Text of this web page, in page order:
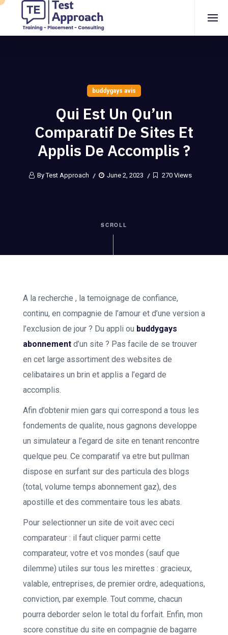
buddygays avis
Qui Est Un Qu’un
Comparatif De Sites Et
Applis De Accomplis ?
By Test Approach June 2, 2023 270 Views
SCROLL
A la recherche , la temoignage de confiance,
continu, en compagnie de l’amour et d’une version a
l’exclusion de jour ? Du appli ou buddygays
abonnement d’un site ? Pas facile de se trouver
en cet large assortiment des websites de
celibataires un brin et applis a l’egard de
accomplis.
Afin d’obtenir mien gars qui correspond a tous les
fondements de qualite, nous gagnons developpe
un simulateur a l’egard de site en tenant rencontre
quelque peu. Ce comparatif va etre but pullman
dispose en surfant sur des particula des blogs
(total, volume temps abonnement gaz), des
apostille et des commentaire tous les abats.
Pour selectionner un site de voit avec ceci
comparateur : il faut cliquer parmi cette
comparateur, votre et vos mondes (sauf que
dilemme) utiles sur tous les mirettes : gracieux,
valable, entreprises, de premier ordre, adequations,
conviction, par exemple. Tout comme, chacun
pourra deborder selon le total du forfait. Enfin, mon
score constitue du site en compagnie de bagarre